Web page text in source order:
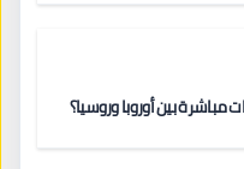
بين أوروبا وروسيا؟